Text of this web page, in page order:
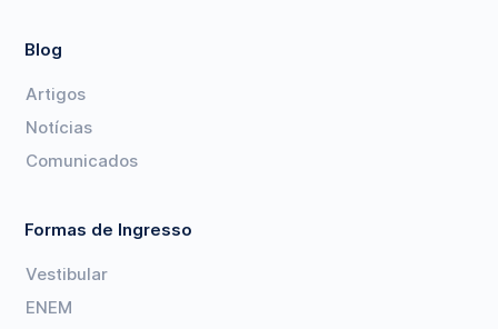
Blog
Artigos
Notícias
Comunicados
Formas de Ingresso
Vestibular
ENEM